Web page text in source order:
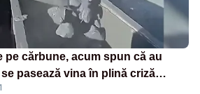
pe cărbune, acum spun că au
pasează vina în plină criză